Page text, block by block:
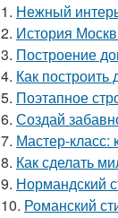
1. Нежный
2. История
3. Построение
4. Как
5. Поэтапное
6. Создай
7. Мастер-класс:
8. Как сделать
9. Нормандский
10. Романский